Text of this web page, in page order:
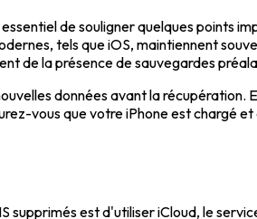
de souligner quelques points
tels que iOS, maintiennent
de la présence de sauvegardes
données avant la récupération.
vous que votre iPhone est chargé
supprimés est d'utiliser iCloud, le